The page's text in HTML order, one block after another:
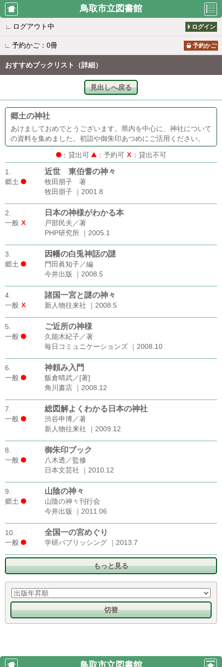
鳥取市立図書館
新着案内
貸出ランキ
ング
予約ランキ
雑誌タイト
ル一覧
おすすめブ
ックリスト
図書館から
のお知らせ
休館日カレ
∟ ログアウト中 ログイン
∟ 予約かご：0冊 予約かご
おすすめブックリスト（詳細）
見出しへ戻る
郷土の神社
あけましておめでとうございます。県内を中心に、神社について
の資料を集めました。初詣や御朱印あつめにご活用ください。
：貸出可 ：予約可 ：貸出不可
1.
郷土
近世 東伯耆の神々
牧田朋子 著
牧田朋子 ｜2001.8
2.
一般
日本の神様がわかる本
戸部民夫／著
PHP研究所 ｜2005.1
3.
郷土
因幡の白兎神話の謎
門田眞知子／編
今井出版 ｜2008.5
4.
一般
諸国一宮と謎の神々
新人物往来社 ｜2008.5
5.
一般
ご近所の神様
久能木紀子／著
毎日コミュニケーションズ ｜2008.10
6.
一般
神頼み入門
飯倉晴武／[著]
角川書店 ｜2008.12
7.
一般
総図解よくわかる日本の神社
渋谷申博／著
新人物往来社 ｜2009.12
8.
一般
御朱印ブック
八木透／監修
日本文芸社 ｜2010.12
9.
郷土
山陰の神々
山陰の神々刊行会
今井出版 ｜2011.06
10.
一般
全国一の宮めぐり
学研パブリッシング ｜2013.7
もっと見る
切替
鳥取市立図書館